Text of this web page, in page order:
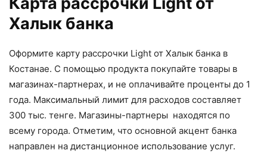
Халык банка
Оформите карту рассрочки Light от Халык банка в
Костанае. С помощью продукта покупайте товары в
магазинах-партнерах, и не оплачивайте проценты до 1
года. Максимальный лимит для расходов составляет
300 тыс. тенге. Магазины-партнеры находятся по
всему города. Отметим, что основной акцент банка
направлен на дистанционное использование услуг.